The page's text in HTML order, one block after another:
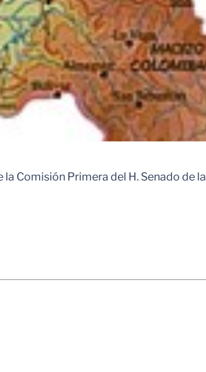
Comisión Primera del H. Senado de